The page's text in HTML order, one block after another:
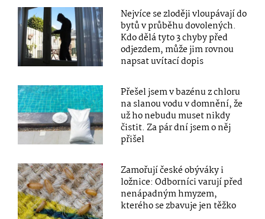
Nejvíce se zloději vloupávají do
bytů v průběhu dovolených.
Kdo dělá tyto 3 chyby před
odjezdem, může jim rovnou
napsat uvítací dopis
Přešel jsem v bazénu z chloru
na slanou vodu v domnění, že
už ho nebudu muset nikdy
čistit. Za pár dní jsem o něj
přišel
Zamořují české obýváky i
ložnice: Odborníci varují před
nenápadným hmyzem,
kterého se zbavuje jen těžko